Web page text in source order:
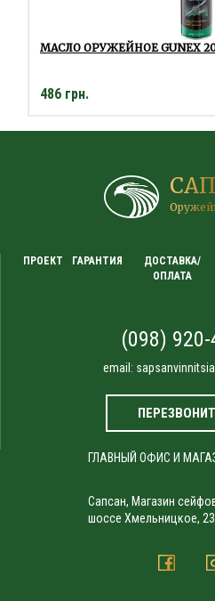
МАСЛО ОРУЖЕЙНОЕ GUNEX
486 грн.
ПРОЕКТ ГАРАНТИЯ
ДОСТАВКА/
ОПЛАТА
(098)
email:
ГЛАВНЫЙ ОФИС И
Сапсан, Магазин
шоссе Хмельницкое, 23